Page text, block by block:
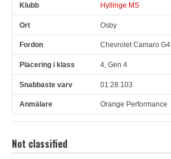
Hyllinge MS
Osby
Chevrolet Camaro G4
4, Gen 4
01:28.103
Orange Performance
Not classified